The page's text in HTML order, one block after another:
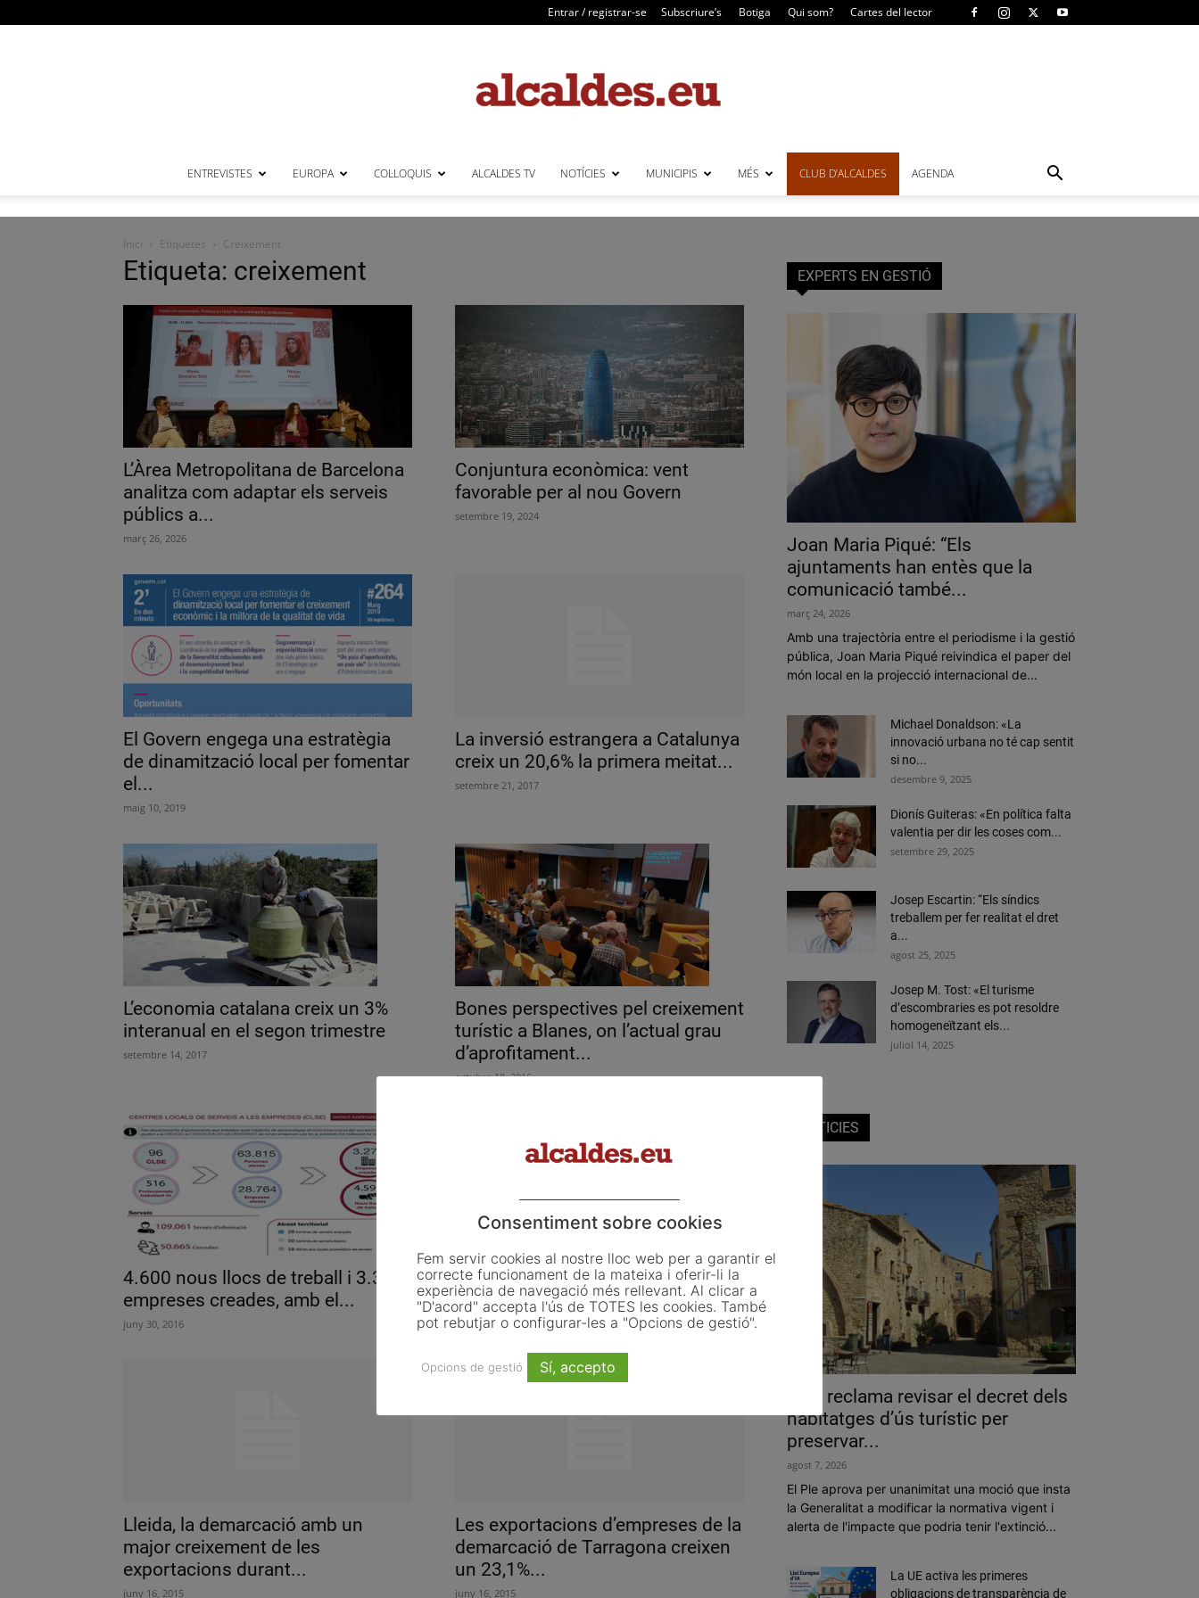
Entrar / registrar-se Subscriure’s Botiga Qui som? Cartes del lector
ENTREVISTES EUROPA COL·LOQUIS ALCALDES TV NOTÍCIES MUNICIPIS MÉS CLUB D’ALCALDES AGENDA
Inici Etiquetes Creixement
Etiqueta: creixement
L’Àrea Metropolitana de Barcelona
analitza com adaptar els serveis
públics a...
març 26, 2026
Conjuntura econòmica: vent
favorable per al nou Govern
setembre 19, 2024
El Govern engega una estratègia
de dinamització local per fomentar
el...
maig 10, 2019
La inversió estrangera a Catalunya
creix un 20,6% la primera meitat...
setembre 21, 2017
L’economia catalana creix un 3%
interanual en el segon trimestre
setembre 14, 2017
Bones perspectives pel creixement
turístic a Blanes, on l’actual grau
d’aprofitament...
octubre 18, 2016
4.600 nous llocs de treball i 3.300
empreses creades, amb el...
juny 30, 2016
Retallades governi qui governi
febrer 5, 2016
Lleida, la demarcació amb un
major creixement de les
exportacions durant...
juny 16, 2015
Les exportacions d’empreses de la
demarcació de Tarragona creixen
un 23,1%...
juny 16, 2015
EXPERTS EN GESTIÓ
Joan Maria Piqué: “Els
ajuntaments han entès que la
comunicació també...
març 24, 2026
Amb una trajectòria entre el periodisme i la gestió
pública, Joan Maria Piqué reivindica el paper del
món local en la projecció internacional de...
Michael Donaldson: «La
innovació urbana no té cap sentit
si no...
desembre 9, 2025
Dionís Guiteras: «En política falta
valentia per dir les coses com...
setembre 29, 2025
Josep Escartin: “Els síndics
treballem per fer realitat el dret
a...
agost 25, 2025
Josep M. Tost: «El turisme
d’escombraries es pot resoldre
homogeneïtzant els...
juliol 14, 2025
NOTICIES
Pals reclama revisar el decret dels
habitatges d’ús turístic per
preservar...
agost 7, 2026
El Ple aprova per unanimitat una moció que insta
la Generalitat a modificar la normativa vigent i
alerta de l'impacte que podria tenir l'extinció...
La UE activa les primeres
obligacions de transparència de
Consentiment sobre cookies
Fem servir cookies al nostre lloc web per a garantir el
correcte funcionament de la mateixa i oferir-li la
experiència de navegació més rellevant. Al clicar a
"D'acord" accepta l'ús de TOTES les cookies. També
pot rebutjar o configurar-les a "Opcions de gestió".
Opcions de gestió Sí, accepto